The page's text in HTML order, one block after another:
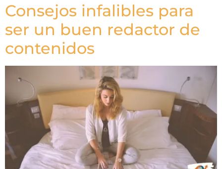
Consejos infalibles para
ser un buen redactor de
contenidos